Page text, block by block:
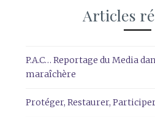
Articles
P.A.C… Reportage du Media
maraîchère
Protéger, Restaurer,